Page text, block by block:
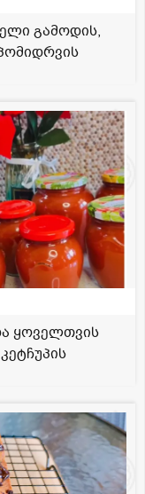
გამოდის,
ყოველთვის